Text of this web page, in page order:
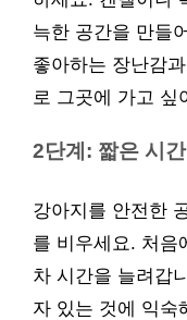
늑한 공간을 만들
좋아하는 장난감
로 그곳에 가고 싶
2단계: 짧은 시
강아지를 안전한
를 비우세요. 처음
차 시간을 늘려갑
자 있는 것에 익숙